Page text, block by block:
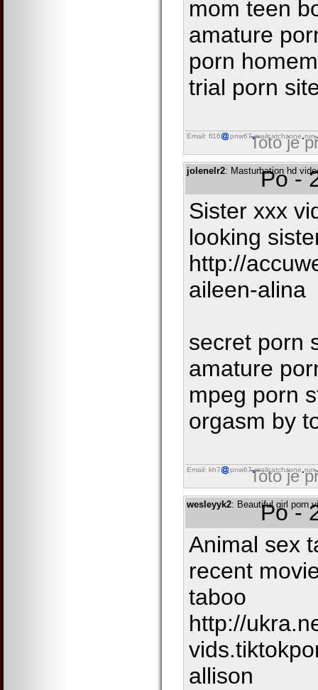
mom teen
amature
porn
trial porn
Email: fl16 pnw67 mailcatchzone run
Toto je
jolenelr2: Masturbation hd
Po -
Sister xxx
looking
http://
aileen-alina
secret porn
amature
mpeg porn
orgasm by
Email: kh7 pnw67 mailcatchzone run
Toto je
wesleyyk2: Beautiful girl porn
Po -
Animal sex
recent
taboo
http://
allison